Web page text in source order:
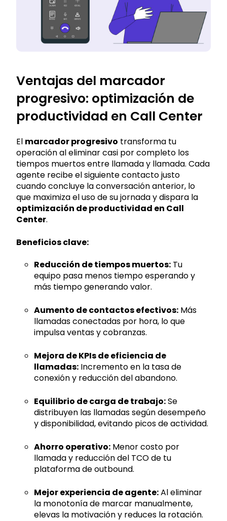
Ventajas del marcador
progresivo: optimización de
productividad en Call Center
El marcador progresivo transforma tu
operación al eliminar casi por completo los
tiempos muertos entre llamada y llamada. Cada
agente recibe el siguiente contacto justo
cuando concluye la conversación anterior, lo
que maximiza el uso de su jornada y dispara la
optimización de productividad en Call
Center.
Beneficios clave:
Reducción de tiempos muertos: Tu
equipo pasa menos tiempo esperando y
más tiempo generando valor.
Aumento de contactos efectivos: Más
llamadas conectadas por hora, lo que
impulsa ventas y cobranzas.
Mejora de KPIs de eficiencia de
llamadas: Incremento en la tasa de
conexión y reducción del abandono.
Equilibrio de carga de trabajo:Se
distribuyen las llamadas según desempeño
y disponibilidad, evitando picos de actividad.
Ahorro operativo: Menor costo por
llamada y reducción del TCO de tu
plataforma de outbound.
Mejor experiencia de agente:Al eliminar
la monotonía de marcar manualmente,
elevas la motivación y reduces la rotación.